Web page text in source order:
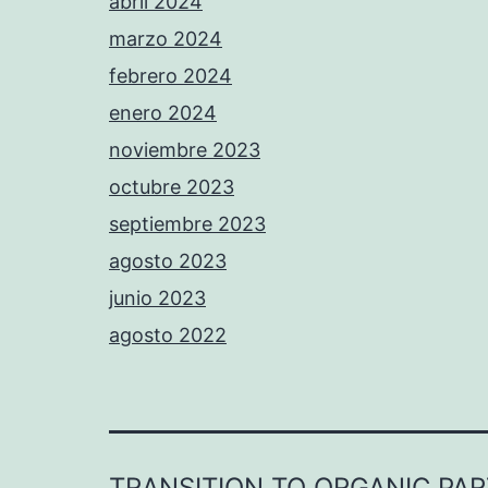
marzo 2024
febrero 2024
enero 2024
noviembre 2023
octubre 2023
septiembre 2023
agosto 2023
junio 2023
agosto 2022